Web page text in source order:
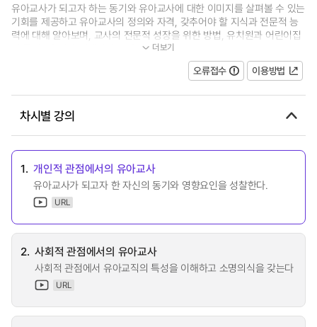
유아교사가 되고자 하는 동기와 유아교사에 대한 이미지를 살펴볼 수 있는
기회를 제공하고 유아교사의 정의와 자격, 갖추어야 할 지식과 전문적 능
력에 대해 알아보며, 교사의 전문적 성장을 위한 방법, 유치원과 어린이집
의 특성, 각 기관 내에서의 교사...
더보기
오류접수 이용방법
차시별 강의
1. 개인적 관점에서의 유아교사
유아교사가 되고자 한 자신의 동기와 영향요인을 성찰한다.
URL
2. 사회적 관점에서의 유아교사
사회적 관점에서 유아교직의 특성을 이해하고 소명의식을 갖는다
URL